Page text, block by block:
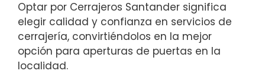
Optar por Cerrajeros Santander significa
elegir calidad y confianza en servicios de
cerrajería, convirtiéndolos en la mejor
opción para aperturas de puertas en la
localidad.